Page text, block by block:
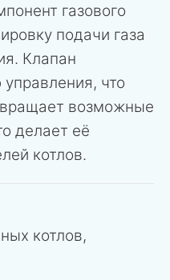
газового
подачи газа
Клапан
что
возможные
делает её
котлов.
котлов,